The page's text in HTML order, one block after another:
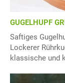
GUGELHUPF
Saftiges
Lockerer
klassische und